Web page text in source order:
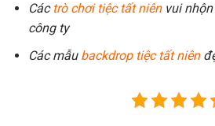
Các trò chơi tiệc tất niên vui
công ty
Các mẫu backdrop tiệc tất niên